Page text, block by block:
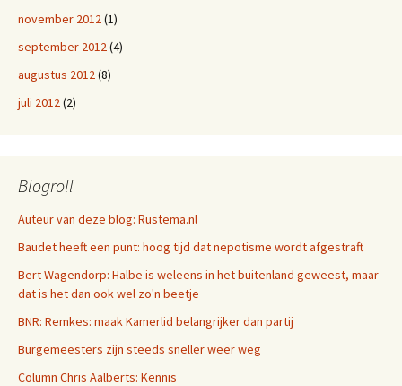
november 2012 (1)
september 2012 (4)
augustus 2012 (8)
juli 2012 (2)
Blogroll
Auteur van deze blog: Rustema.nl
Baudet heeft een punt: hoog tijd dat nepotisme wordt afgestraft
Bert Wagendorp: Halbe is weleens in het buitenland geweest, maar
dat is het dan ook wel zo'n beetje
BNR: Remkes: maak Kamerlid belangrijker dan partij
Burgemeesters zijn steeds sneller weer weg
Column Chris Aalberts: Kennis